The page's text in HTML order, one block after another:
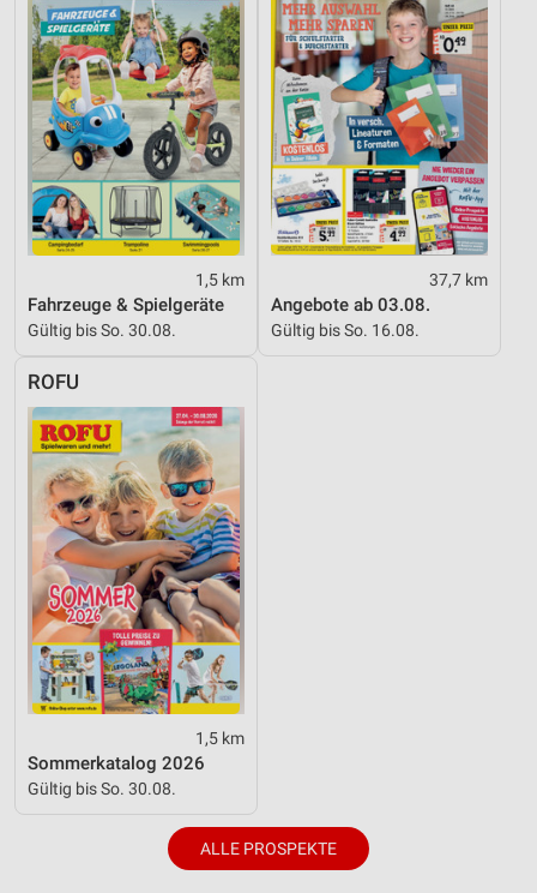
1,5 km
Fahrzeuge & Spielgeräte
Gültig bis So. 30.08.
37,7 km
Angebote ab 03.08.
Gültig bis So. 16.08.
ROFU
1,5 km
Sommerkatalog 2026
Gültig bis So. 30.08.
ALLE PROSPEKTE
Notwendig
Performance
Funktional
Werbung